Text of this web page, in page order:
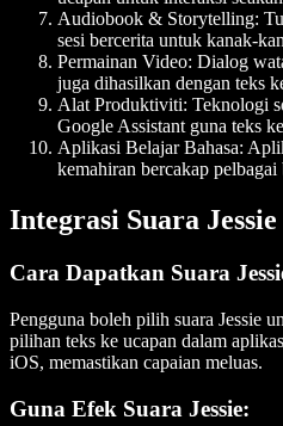
Audiobook & Storytelling:
sesi bercerita untuk kanak-
Permainan Video: Dialog
juga dihasilkan dengan teks
Alat Produktiviti: Teknologi
Google Assistant guna teks
Aplikasi Belajar Bahasa:
kemahiran bercakap pelbagai
Integrasi Suara
Cara Dapatkan Suara
Pengguna boleh pilih suara Jessie
pilihan teks ke ucapan dalam
iOS, memastikan capaian meluas.
Guna Efek Suara Jessie: